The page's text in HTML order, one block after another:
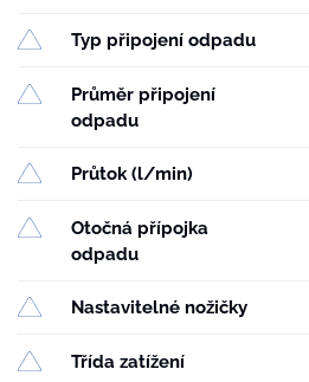
Typ připojení odpadu
Průměr připojení
odpadu
Průtok (l/min)
Otočná přípojka
odpadu
Nastavitelné nožičky
Třída zatížení